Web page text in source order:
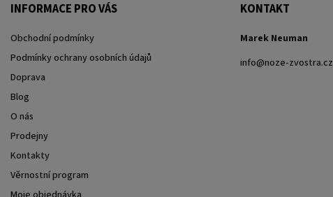
INFORMACE PRO VÁS
Obchodní podmínky
Podmínky ochrany osobních údajů
Doprava
Blog
O nás
Prodejny
Kontakty
Věrnostní program
KONTAKT
Marek Neuman
info@noze-zvostra.cz